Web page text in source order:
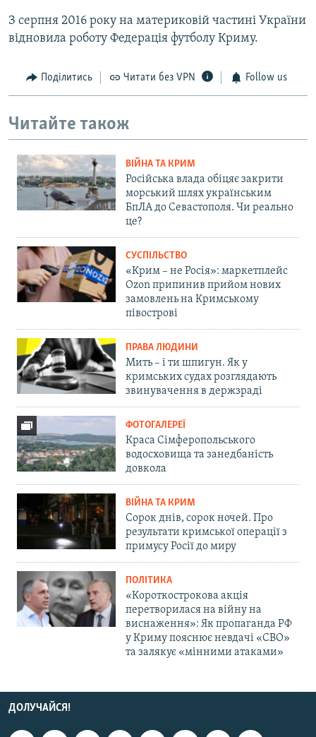
З серпня 2016 року на материковій частині України
відновила роботу Федерація футболу Криму.
Поділитись Читати без VPN Follow us
Читайте також
ВІЙНА ТА КРИМ
Російська влада обіцяє закрити
морський шлях українським
БпЛА до Севастополя. Чи реально
це?
СУСПІЛЬСТВО
«Крим – не Росія»: маркетплейс
Ozon припинив прийом нових
замовлень на Кримському
півострові
ПРАВА ЛЮДИНИ
Мить – і ти шпигун. Як у
кримських судах розглядають
звинувачення в держзраді
ФОТОГАЛЕРЕЇ
Краса Сімферопольського
водосховища та занедбаність
довкола
ВІЙНА ТА КРИМ
Сорок днів, сорок ночей. Про
результати кримської операції з
примусу Росії до миру
ПОЛІТИКА
«Короткострокова акція
перетворилася на війну на
виснаження»: Як пропаганда РФ
у Криму пояснює невдачі «СВО»
та залякує «мінними атаками»
ДОЛУЧАЙСЯ!